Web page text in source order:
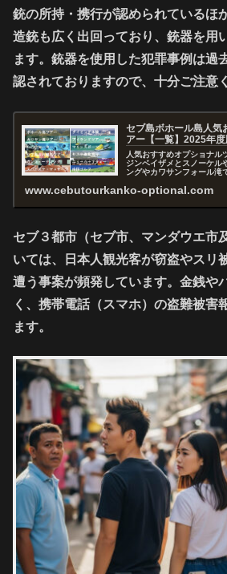
銃の所持・携行が認められているほ
造銃も広く出回っており、銃器を用
ます。銃器を使用した犯罪事例は過
認されておりますので、十分ご注意
セブ島ボホール島人気
アー【一覧】2025年
人気おすすめオプショナ
ジンベイザメとスノーケル
ングやカワサンフォール滝
やボホール島観光、セブ市
www.cebutourkanko-optional.com
セブ３都市（セブ市、マンダウエ市
いては、日本人観光客が窃盗やスリ
遭う事案が頻発しています。金銭や
く、携帯電話（スマホ）の盗難被害
ます。